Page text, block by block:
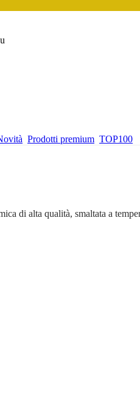
Prodotti premium TOP100
di alta qualità, smaltata a